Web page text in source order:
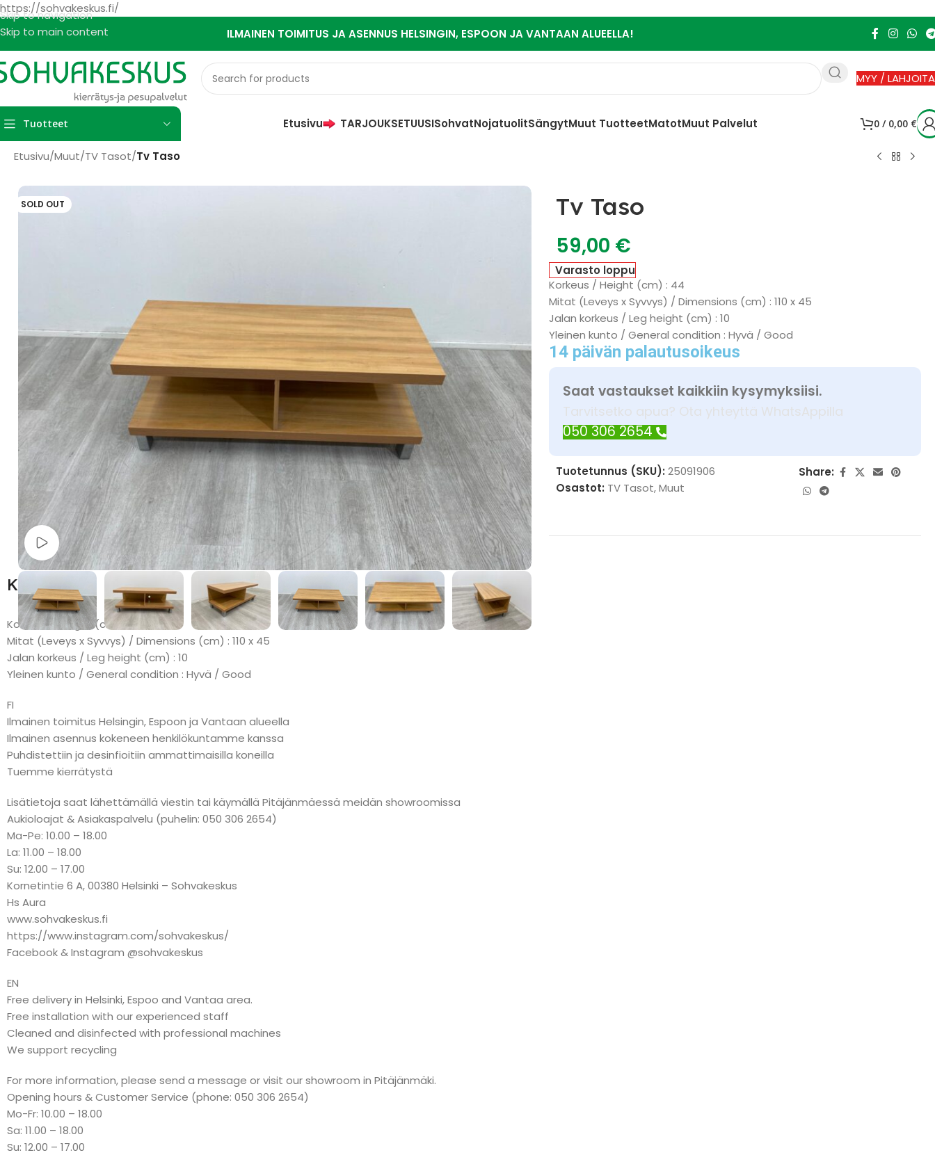
https://sohvakeskus.fi/
Skip to navigation
Skip to main content
ILMAINEN TOIMITUS JA ASENNUS HELSINGIN, ESPOON JA VANTAAN ALUEELLA!
MYY / LAHJOITA
Tuotteet Etusivu TARJOUKSETUUSISohvatNojatuolitSängytMuut TuotteetMatotMuut Palvelut 0 / 0,00 €
Etusivu/Muut/TV Tasot/Tv Taso
SOLD OUT
Watch video
Tv Taso
59,00 €
Varasto loppu
Korkeus / Height (cm) : 44
Mitat (Leveys x Syvvys) / Dimensions (cm) : 110 x 45
Jalan korkeus / Leg height (cm) : 10
Yleinen kunto / General condition : Hyvä / Good
14 päivän palautusoikeus
Saat vastaukset kaikkiin kysymyksiisi.
Tarvitsetko apua? Ota yhteyttä WhatsAppilla
050 306 2654
Tuotetunnus (SKU):25091906
Osastot: TV Tasot,Muut
Share:
Kuvaus
Korkeus / Height (cm) : 44
Mitat (Leveys x Syvvys) / Dimensions (cm) : 110 x 45
Jalan korkeus / Leg height (cm) : 10
Yleinen kunto / General condition : Hyvä / Good
FI
Ilmainen toimitus Helsingin, Espoon ja Vantaan alueella
Ilmainen asennus kokeneen henkilökuntamme kanssa
Puhdistettiin ja desinfioitiin ammattimaisilla koneilla
Tuemme kierrätystä
Lisätietoja saat lähettämällä viestin tai käymällä Pitäjänmäessä meidän showroomissa
Aukioloajat & Asiakaspalvelu (puhelin: 050 306 2654)
Ma-Pe: 10.00 – 18.00
La: 11.00 – 18.00
Su: 12.00 – 17.00
Kornetintie 6 A, 00380 Helsinki – Sohvakeskus
Hs Aura
www.sohvakeskus.fi
https://www.instagram.com/sohvakeskus/
Facebook & Instagram @sohvakeskus
EN
Free delivery in Helsinki, Espoo and Vantaa area.
Free installation with our experienced staff
Cleaned and disinfected with professional machines
We support recycling
For more information, please send a message or visit our showroom in Pitäjänmäki.
Opening hours & Customer Service (phone: 050 306 2654)
Mo-Fr: 10.00 – 18.00
Sa: 11.00 – 18.00
Su: 12.00 – 17.00